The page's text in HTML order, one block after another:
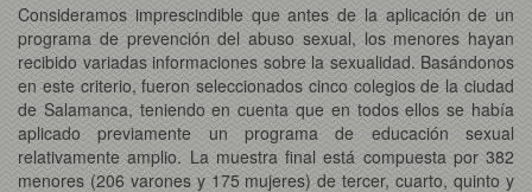
Consideramos imprescindible que antes de la aplicación de un
programa de prevención del abuso sexual, los menores hayan
recibido variadas informaciones sobre la sexualidad. Basándonos
en este criterio, fueron seleccionados cinco colegios de la ciudad
de Salamanca, teniendo en cuenta que en todos ellos se había
aplicado previamente un programa de educación sexual
relativamente amplio. La muestra final está compuesta por 382
menores (206 varones y 175 mujeres) de tercer, cuarto, quinto y